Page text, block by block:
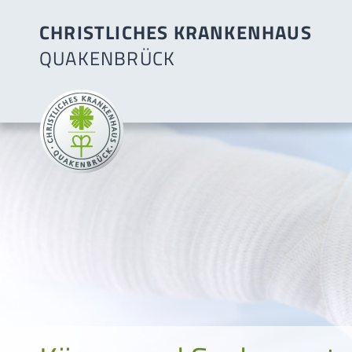
CHRISTLICHES KRANKENHAUS
QUAKENBRÜCK